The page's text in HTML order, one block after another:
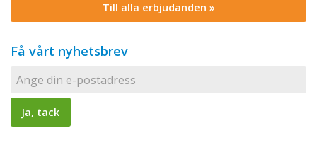
Till alla erbjudanden »
Få vårt nyhetsbrev